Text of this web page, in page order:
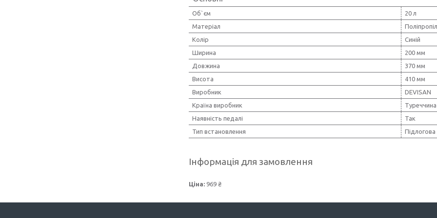
Об`єм
20 л
Матеріал
Колір
Синій
Ширина
200 мм
Довжина
370 мм
Висота
410 мм
Виробник
DEVISAN
Країна виробник
Туреччина
Наявність педалі
Так
Тип встановлення
Підлогова
Інформація для замовлення
Ціна: 969 ₴